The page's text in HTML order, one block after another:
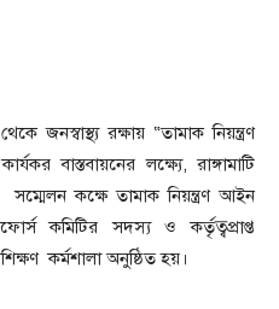
জনস্বাস্থ্য রক্ষায় “তামাক নিয়ন্ত্রণ
বাস্তবায়নের লক্ষ্যে, রাঙ্গামাটি
কক্ষে তামাক নিয়ন্ত্রণ আইন
কমিটির সদস্য ও কর্তৃত্বপ্রাপ্ত
কর্মশালা অনুষ্ঠিত হয়।